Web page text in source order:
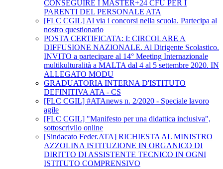
CONSEGUIRE I MASTER+24 CFU PER I
PARENTI DEL PERSONALE ATA
[FLC CGIL] Al via i concorsi nella scuola. Partecipa al
nostro questionario
POSTA CERTIFICATA: I: CIRCOLARE A
DIFFUSIONE NAZIONALE. Al Dirigente Scolastico.
INVITO a partecipare al 14° Meeting Internazionale
multikulturalità a MALTA dal 4 al 5 settembre 2020. IN
ALLEGATO MODU
GRADUATORIA INTERNA D'ISTITUTO
DEFINITIVA ATA - CS
[FLC CGIL] #ATAnews n. 2/2020 - Speciale lavoro
agile
[FLC CGIL] "Manifesto per una didattica inclusiva",
sottoscrivilo online
[Sindacato Feder.ATA] RICHIESTA AL MINISTRO
AZZOLINA ISTITUZIONE IN ORGANICO DI
DIRITTO DI ASSISTENTE TECNICO IN OGNI
ISTITUTO COMPRENSIVO